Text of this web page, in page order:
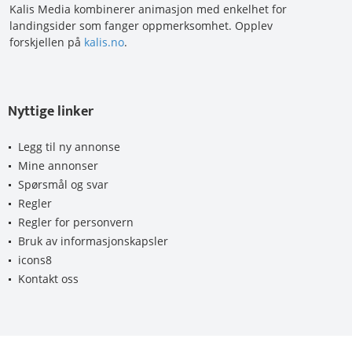
Kalis Media kombinerer animasjon med enkelhet for
landingsider som fanger oppmerksomhet. Opplev
forskjellen på kalis.no.
Nyttige linker
Legg til ny annonse
Mine annonser
Spørsmål og svar
Regler
Regler for personvern
Bruk av informasjonskapsler
icons8
Kontakt oss